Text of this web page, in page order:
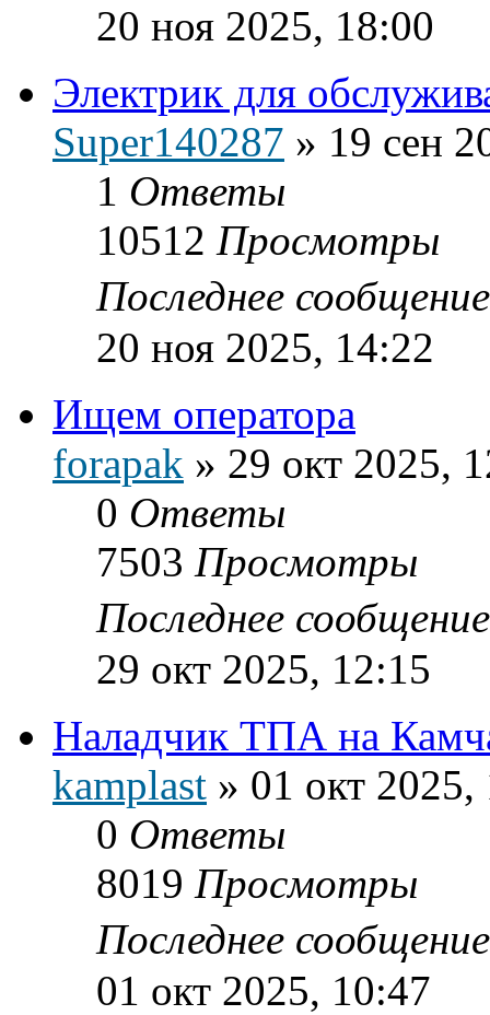
20 ноя 2025, 18:00
Электрик для
Super140287 » 19 сен
1 Ответы
10512 Просмотры
Последнее
20 ноя 2025, 14:22
Ищем оператора
forapak » 29 окт 2025,
0 Ответы
7503 Просмотры
Последнее
29 окт 2025, 12:15
Наладчик ТПА на
kamplast » 01 окт 2025,
0 Ответы
8019 Просмотры
Последнее
01 окт 2025, 10:47